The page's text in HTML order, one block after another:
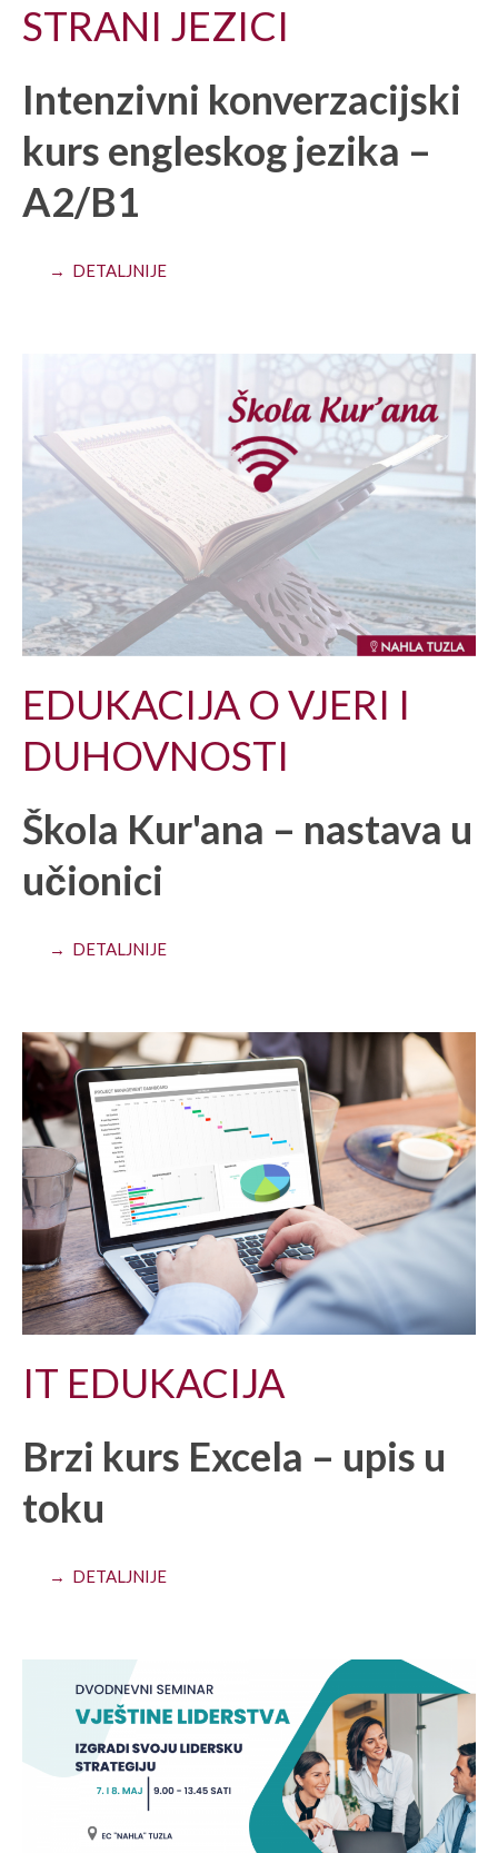
STRANI JEZICI
Intenzivni konverzacijski
kurs engleskog jezika –
A2/B1
→ DETALJNIJE
EDUKACIJA O VJERI I
DUHOVNOSTI
Škola Kur'ana – nastava u
učionici
→ DETALJNIJE
IT EDUKACIJA
Brzi kurs Excela – upis u
toku
→ DETALJNIJE